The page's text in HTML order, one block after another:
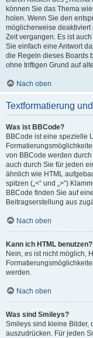
können Sie das Thema
holen. Wenn Sie den
möglicherweise deaktiviert
Zeit vergangen. Es ist
Sie einfach eine Antwort
die Regeln dieses Boards
ohne triftigen Grund auf
Nach oben
Textformatierung
Was ist BBCode?
BBCode ist eine spezielle
von BBCode werden
auch durch Sie für jeden
ähnlich wie HTML
spitzen („<“ und „>“)
BBCode finden Sie auf
Beitragserstellung aus
Nach oben
Kann ich HTML benutzen?
Nein, es ist nicht möglich,
werden.
Nach oben
Was sind Smileys?
Smileys sind kleine Bilder,
auszudrücken. Für jeden